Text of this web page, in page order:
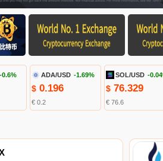
-0.6% ADA/USD -1.69%
$0.196
€ 0.2
SOL/USD -
$ 76.329
€ 76.6